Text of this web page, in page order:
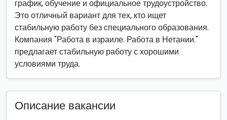
график, обучение и официальное трудоустройство.
Это отличный вариант для тех, кто ищет
стабильную работу без специального образования.
Компания "Работа в израиле. Работа в Нетании."
предлагает стабильную работу с хорошими
условиями труда.
Описание вакансии